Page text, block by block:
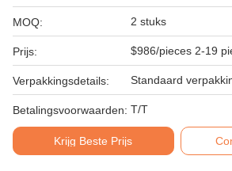
MOQ: 2 stuks
Prijs: $986/pieces 2-19
Verpakkingsdetails: Standaard
Betalingsvoorwaarden: T/T
Krijg Beste Prijs